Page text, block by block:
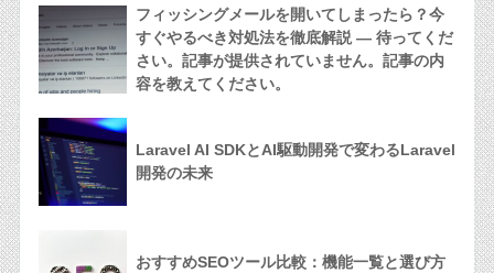
フィッシングメールを開いてしまったら？今
すぐやるべき対処法を徹底解説 — 待ってくだ
さい。記事が提供されていません。記事の内
容を教えてください。
Laravel AI SDKとAI駆動開発で変わるLaravel
開発の未来
おすすめSEOツール比較：機能一覧と選び方